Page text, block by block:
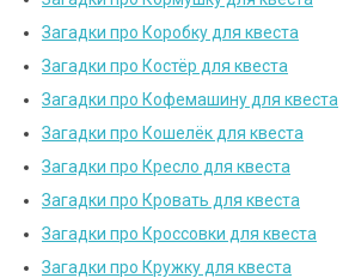
Загадки про Коробку для квеста
Загадки про Костёр для квеста
Загадки про Кофемашину для квеста
Загадки про Кошелёк для квеста
Загадки про Кресло для квеста
Загадки про Кровать для квеста
Загадки про Кроссовки для квеста
Загадки про Кружку для квеста